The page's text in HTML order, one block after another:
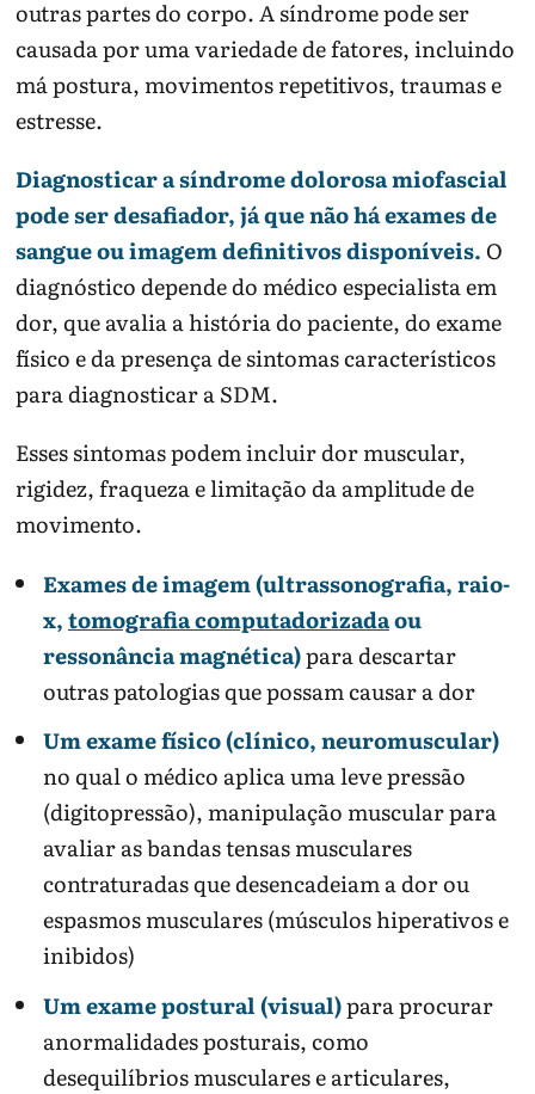
outras partes do corpo. A síndrome pode ser
causada por uma variedade de fatores, incluindo
má postura, movimentos repetitivos, traumas e
estresse.
Diagnosticar a síndrome dolorosa miofascial
pode ser desafiador, já que não há exames de
sangue ou imagem definitivos disponíveis. O
diagnóstico depende do médico especialista em
dor, que avalia a história do paciente, do exame
físico e da presença de sintomas característicos
para diagnosticar a SDM.
Esses sintomas podem incluir dor muscular,
rigidez, fraqueza e limitação da amplitude de
movimento.
Exames de imagem (ultrassonografia, raio-
x,tomografia computadorizadaou
ressonância magnética)para descartar
outras patologias que possam causar a dor
Um exame físico (clínico, neuromuscular)
no qual o médico aplica uma leve pressão
(digitopressão), manipulação muscular para
avaliar as bandas tensas musculares
contraturadas que desencadeiam a dor ou
espasmos musculares (músculos hiperativos e
inibidos)
Um exame postural (visual)para procurar
anormalidades posturais, como
desequilíbrios musculares e articulares,